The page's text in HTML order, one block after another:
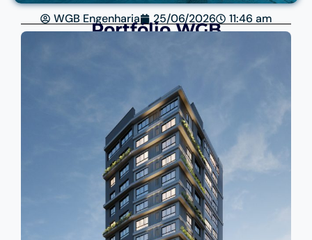
WGB Engenharia 25/06/2026 11:46 am
Portfólio WGB